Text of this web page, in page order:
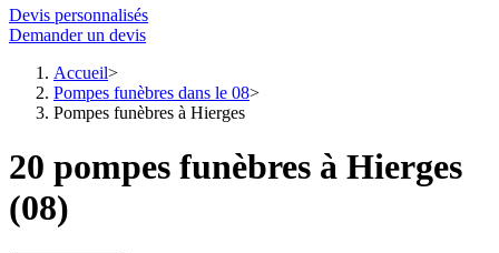
Devis personnalisés
Demander un devis
Accueil
Pompes funèbres dans le 08
Pompes funèbres à Hierges
20 pompes funèbres à Hierges
(08)